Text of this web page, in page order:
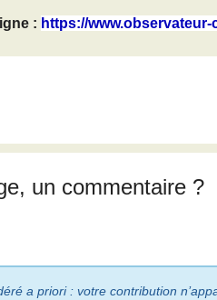
: https://
un commentaire ?
a priori : votre contribution